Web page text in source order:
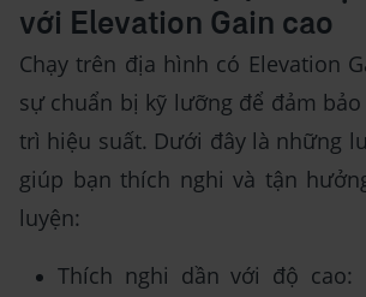
với Elevation Gain cao
Chạy trên địa hình có Elevation
sự chuẩn bị kỹ lưỡng để đảm
trì hiệu suất. Dưới đây là những
giúp bạn thích nghi và tận
luyện:
Thích nghi dần với độ cao: